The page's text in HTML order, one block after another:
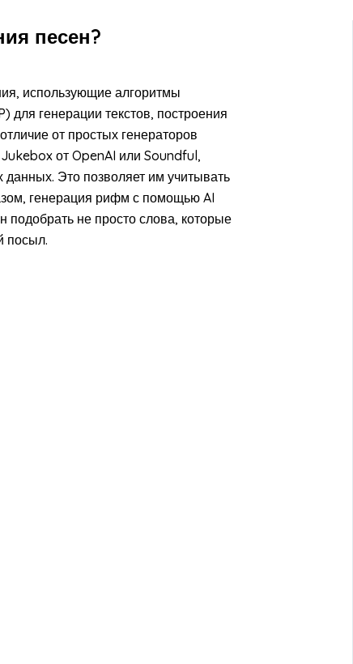
песен?
использующие алгоритмы
для генерации текстов, построения
от простых генераторов
от OpenAI или Soundful,
Это позволяет им учитывать
генерация рифм с помощью AI
подобрать не просто слова, которые
посыл.